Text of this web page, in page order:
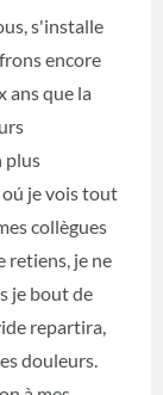
s'installe
encore
ans que la
plus
je vois tout
collègues
retiens, je ne
je bout de
repartira,
douleurs.